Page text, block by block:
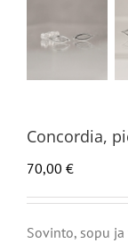
Concordia,
70,00 €
Sovinto, sopu